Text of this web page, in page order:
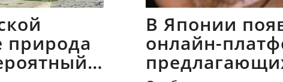
природа
В Японии
онлайн-